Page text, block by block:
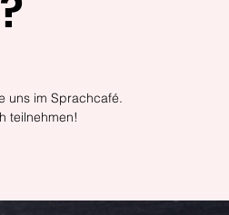
uns im Sprachcafé.
teilnehmen!